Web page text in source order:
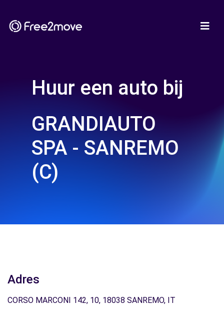
Huur een auto bij
GRANDIAUTO
SPA - SANREMO
(C)
Adres
CORSO MARCONI 142, 10, 18038 SANREMO, IT